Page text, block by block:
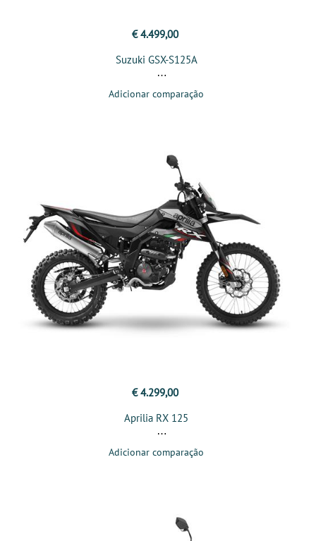
€ 4.499,00
Suzuki GSX-S125A
Adicionar comparação
€ 4.299,00
Aprilia RX 125
Adicionar comparação